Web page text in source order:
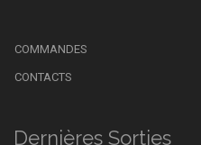
COMMANDES
CONTACTS
Dernières Sorties